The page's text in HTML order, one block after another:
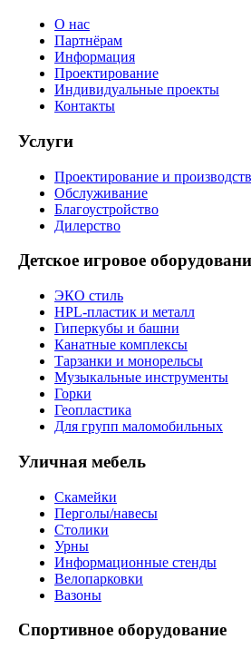
О нас
Партнёрам
Информация
Проектирование
Индивидуальные проекты
Контакты
Услуги
Проектирование и
Обслуживание
Благоустройство
Дилерство
Детское игровое
ЭКО стиль
HPL-пластик и металл
Гиперкубы и башни
Канатные комплексы
Тарзанки и монорельсы
Музыкальные инструменты
Горки
Геопластика
Для групп маломобильных
Уличная мебель
Скамейки
Перголы/навесы
Столики
Урны
Информационные стенды
Велопарковки
Вазоны
Спортивное оборудование